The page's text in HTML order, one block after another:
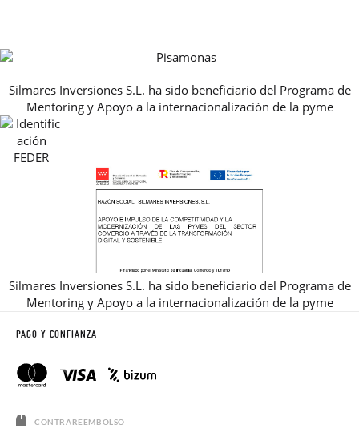
AVISO LEGAL, PRIVACIDAD Y COOKIES
GUIA DE TALLAS
REBAJAS
Silmares Inversiones S.L. ha sido beneficiario del Programa de
Mentoring y Apoyo a la internacionalización de la pyme
Silmares Inversiones S.L. ha sido beneficiario del Programa de
Mentoring y Apoyo a la internacionalización de la pyme
PAGO Y CONFIANZA
CONTRAREEMBOLSO